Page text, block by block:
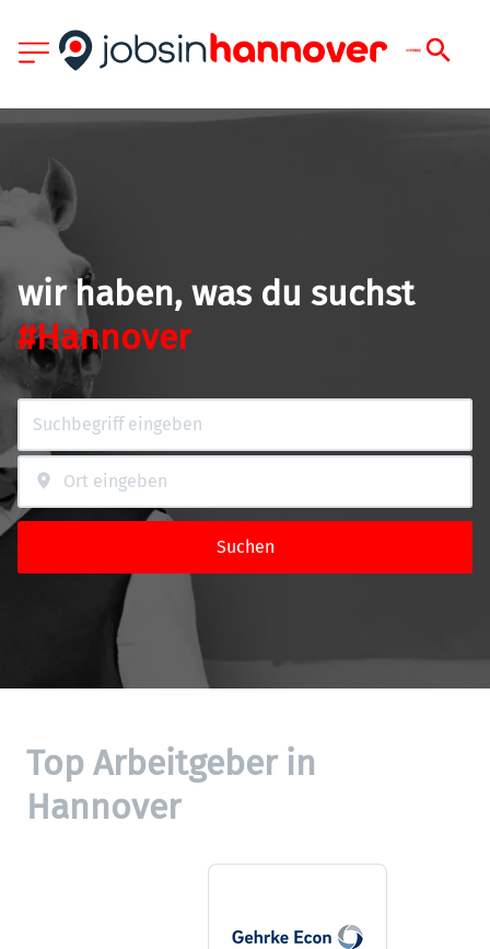
wir haben, was du suchst
#Hannover
Suchen
Top Arbeitgeber in
Hannover